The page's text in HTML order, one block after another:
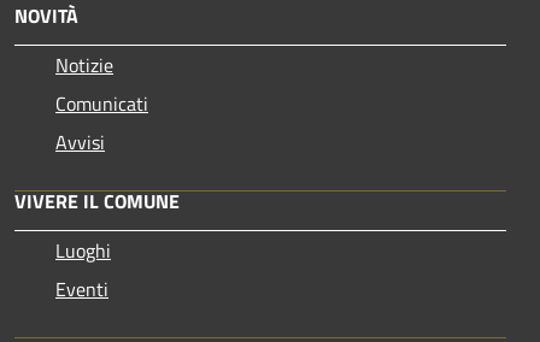
NOVITÀ
Notizie
Comunicati
Avvisi
VIVERE IL COMUNE
Luoghi
Eventi